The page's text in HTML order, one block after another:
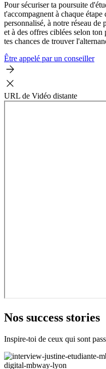
Pour sécuriser ta poursuite
t'accompagnent à chaque
personnalisé, à notre réseau de
et à des offres ciblées selon
tes chances de trouver
Être appelé par un conseiller
URL de Vidéo distante
Nos success stories
Inspire-toi de ceux qui sont